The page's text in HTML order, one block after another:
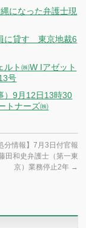
になった弁護士現
に貸す 東京地裁6
ト㈱W Iアゼット
号
）9月12日13時30
トナーズ㈱
分情報】7月3日付官報
田和史弁護士（第一東
京）業務停止2年 →